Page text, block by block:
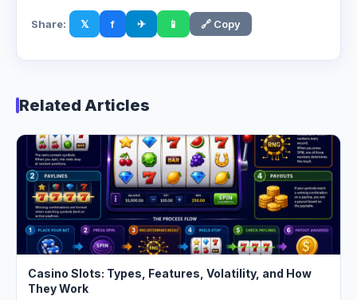
Share: 𝕏 f ✈ 📱 🔗 Copy
Related Articles
Casino Slots: Types, Features, Volatility, and How
They Work